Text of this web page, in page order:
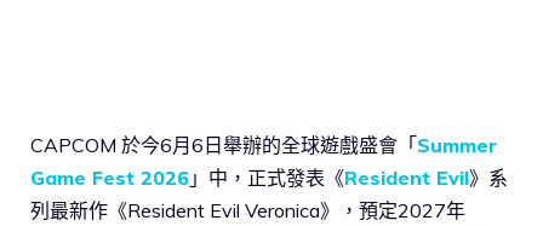
CAPCOM 於今6月6日舉辦的全球遊戲盛會「Summer
Game Fest 2026 」中，正式發表《Resident Evil》系
列最新作《Resident Evil Veronica》，預定2027年